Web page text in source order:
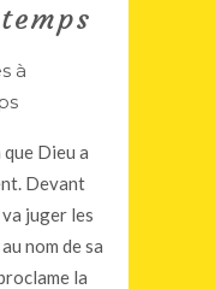
Dieu a
Devant
juger les
nom de sa
la